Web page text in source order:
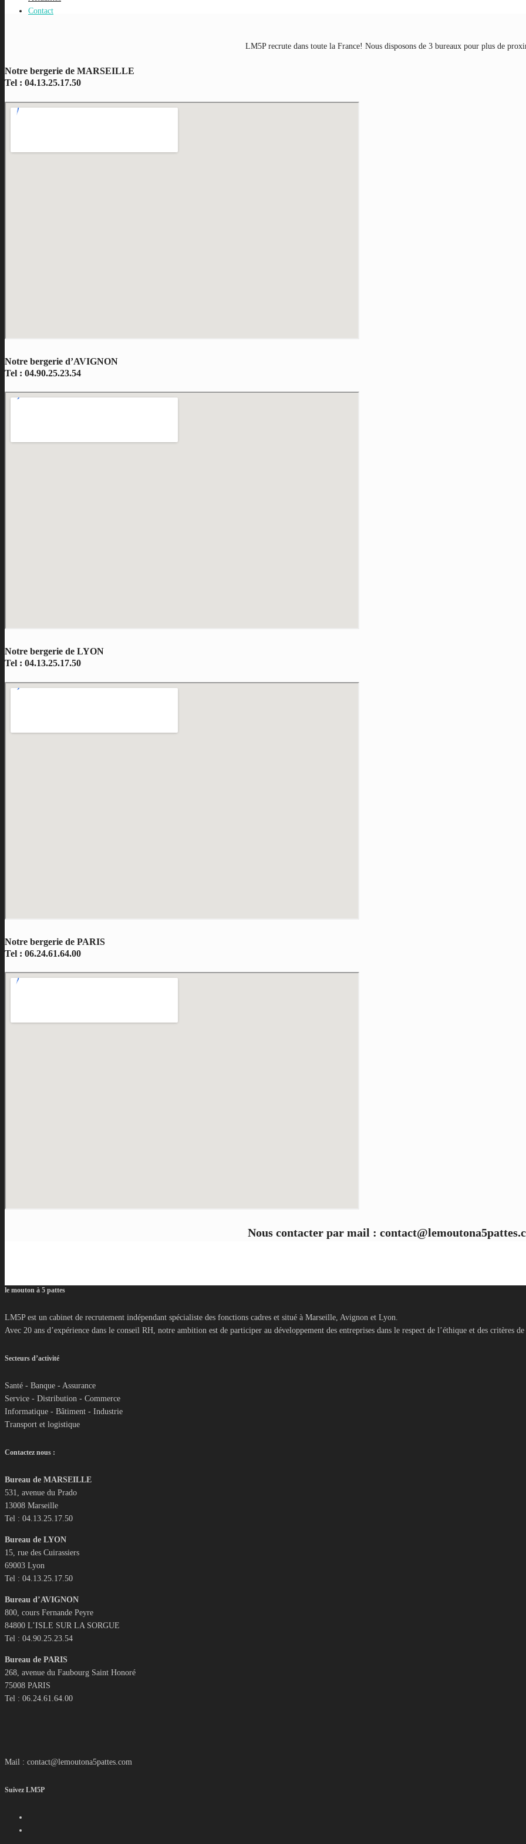
Contact
LM5P recrute dans toute la France! Nous disposons de 3 bureaux pour plus de
Notre bergerie de MARSEILLE
Tel : 04.13.25.17.50
Notre bergerie d’AVIGNON
Tel : 04.90.25.23.54
Notre bergerie de LYON
Tel : 04.13.25.17.50
Notre bergerie de PARIS
Tel : 06.24.61.64.00
Nous contacter par mail :
le mouton à 5 pattes
LM5P est un cabinet de recrutement indépendant spécialiste des fonctions cadres et situé à Marseille, Avignon et Lyon.
Avec 20 ans d’expérience dans le conseil RH, notre ambition est de participer au développement des entreprises dans le respect de l’éthique et des critères
Secteurs d’activité
Santé - Banque - Assurance
Service - Distribution - Commerce
Informatique - Bâtiment - Industrie
Transport et logistique
Contactez nous :
Bureau de MARSEILLE
531, avenue du Prado
13008 Marseille
Tel : 04.13.25.17.50
Bureau de LYON
15, rue des Cuirassiers
69003 Lyon
Tel : 04.13.25.17.50
Bureau d’AVIGNON
800, cours Fernande Peyre
84800 L’ISLE SUR LA SORGUE
Tel : 04.90.25.23.54
Bureau de PARIS
268, avenue du Faubourg Saint Honoré
75008 PARIS
Tel : 06.24.61.64.00
Mail : contact@lemoutona5pattes.com
Suivez LM5P